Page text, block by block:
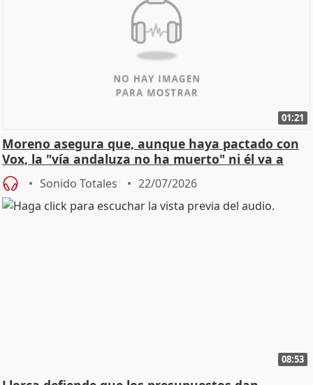
01:21
Moreno asegura que, aunque haya pactado con
Vox, la "vía andaluza no ha muerto" ni él va a
"cambiar"
Sonido Totales 22/07/2026
08:53